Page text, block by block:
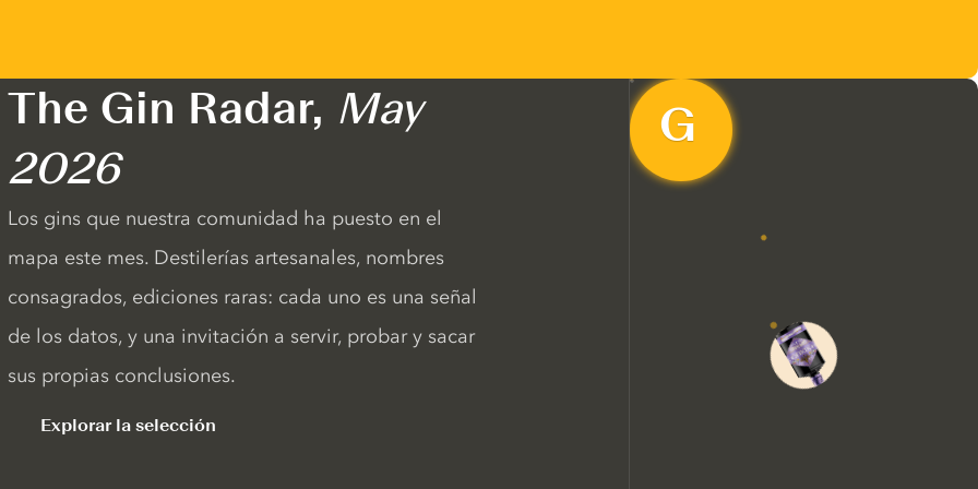
The Gin Radar, May
2026
Los gins que nuestra comunidad ha puesto en el
mapa este mes. Destilerías artesanales, nombres
consagrados, ediciones raras: cada uno es una señal
de los datos, y una invitación a servir, probar y sacar
sus propias conclusiones.
Explorar la selección